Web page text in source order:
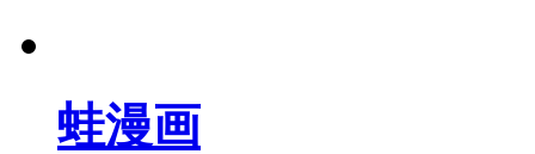
蛙漫画